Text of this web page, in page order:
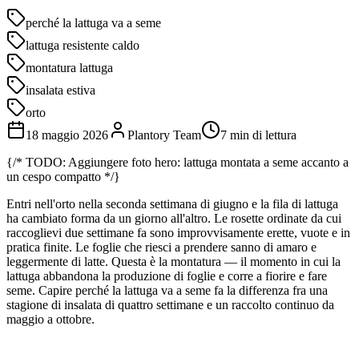
perché la lattuga va a seme
lattuga resistente caldo
montatura lattuga
insalata estiva
orto
18 maggio 2026
Plantory Team
7 min di lettura
{/* TODO: Aggiungere foto hero: lattuga montata a seme accanto a
un cespo compatto */}
Entri nell'orto nella seconda settimana di giugno e la fila di lattuga
ha cambiato forma da un giorno all'altro. Le rosette ordinate da cui
raccoglievi due settimane fa sono improvvisamente erette, vuote e in
pratica finite. Le foglie che riesci a prendere sanno di amaro e
leggermente di latte. Questa è la montatura — il momento in cui la
lattuga abbandona la produzione di foglie e corre a fiorire e fare
seme. Capire perché la lattuga va a seme fa la differenza fra una
stagione di insalata di quattro settimane e un raccolto continuo da
maggio a ottobre.